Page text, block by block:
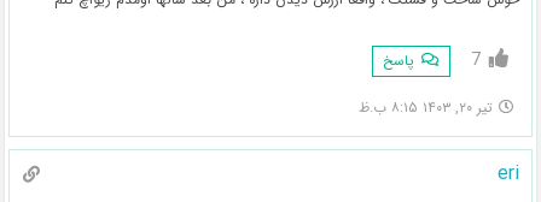
7 پاسخ
تیر ۲۰, ۱۴۰۳ ۸:۱۵ ب.ظ
eri